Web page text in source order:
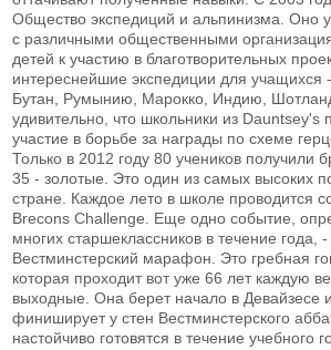
Общество экспедиций и альпинизма. Оно
с различными общественными
детей к участию в благотворительных
интереснейшие экспедиции для учащихся
Бутан, Румынию, Марокко, Индию,
удивительно, что школьники из Dauntsey's
участие в борьбе за награды по схеме
Только в 2012 году 80 учеников получили
35 - золотые. Это один из самых высоких
стране. Каждое лето в школе проводится
Brecons Challenge. Еще одно событие,
многих старшеклассников в течение года,
Вестминстерский марафон. Это гребная
которая проходит вот уже 66 лет каждую
выходные. Она берет начало в Девайзесе
финиширует у стен Вестминстерского
настойчиво готовятся в течение учебного